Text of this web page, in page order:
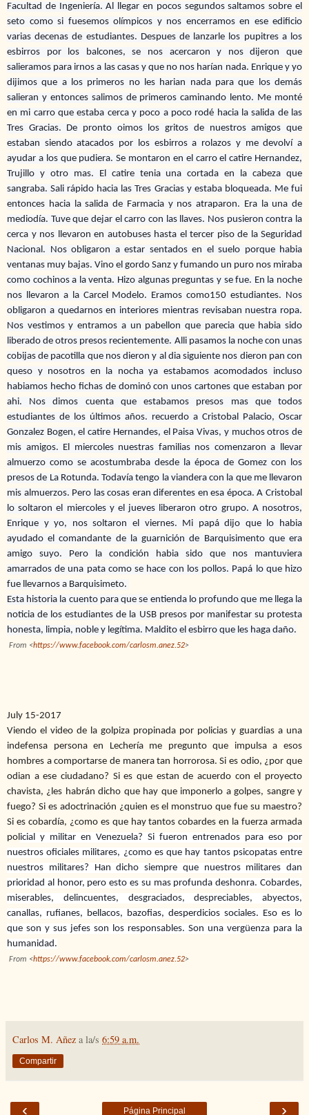
Facultad de Ingeniería. Al llegar en pocos segundos saltamos sobre el
seto como si fuesemos olímpicos y nos encerramos en ese edificio
varias decenas de estudiantes. Despues de lanzarle los pupitres a los
esbirros por los balcones, se nos acercaron y nos dijeron que
salieramos para irnos a las casas y que no nos harían nada. Enrique y yo
dijimos que a los primeros no les harian nada para que los demás
salieran y entonces salimos de primeros caminando lento. Me monté
en mi carro que estaba cerca y poco a poco rodé hacia la salida de las
Tres Gracias. De pronto oimos los gritos de nuestros amigos que
estaban siendo atacados por los esbirros a rolazos y me devolví a
ayudar a los que pudiera. Se montaron en el carro el catire Hernandez,
Trujillo y otro mas. El catire tenia una cortada en la cabeza que
sangraba. Sali rápido hacia las Tres Gracias y estaba bloqueada. Me fui
entonces hacia la salida de Farmacia y nos atraparon. Era la una de
mediodía. Tuve que dejar el carro con las llaves. Nos pusieron contra la
cerca y nos llevaron en autobuses hasta el tercer piso de la Seguridad
Nacional. Nos obligaron a estar sentados en el suelo porque habia
ventanas muy bajas. Vino el gordo Sanz y fumando un puro nos miraba
como cochinos a la venta. Hizo algunas preguntas y se fue. En la noche
nos llevaron a la Carcel Modelo. Eramos como150 estudiantes. Nos
obligaron a quedarnos en interiores mientras revisaban nuestra ropa.
Nos vestimos y entramos a un pabellon que parecia que habia sido
liberado de otros presos recientemente. Alli pasamos la noche con unas
cobijas de pacotilla que nos dieron y al dia siguiente nos dieron pan con
queso y nosotros en la nocha ya estabamos acomodados incluso
habiamos hecho fichas de dominó con unos cartones que estaban por
ahi. Nos dimos cuenta que estabamos presos mas que todos
estudiantes de los últimos años. recuerdo a Cristobal Palacio, Oscar
Gonzalez Bogen, el catire Hernandes, el Paisa Vivas, y muchos otros de
mis amigos. El miercoles nuestras familias nos comenzaron a llevar
almuerzo como se acostumbraba desde la época de Gomez con los
presos de La Rotunda. Todavía tengo la viandera con la que me llevaron
mis almuerzos. Pero las cosas eran diferentes en esa época. A Cristobal
lo soltaron el miercoles y el jueves liberaron otro grupo. A nosotros,
Enrique y yo, nos soltaron el viernes. Mi papá dijo que lo habia
ayudado el comandante de la guarnición de Barquisimento que era
amigo suyo. Pero la condición habia sido que nos mantuviera
amarrados de una pata como se hace con los pollos. Papá lo que hizo
fue llevarnos a Barquisimeto.
Esta historia la cuento para que se entienda lo profundo que me llega la
noticia de los estudiantes de la USB presos por manifestar su protesta
honesta, limpia, noble y legítima. Maldito el esbirro que les haga daño.
From <https://www.facebook.com/carlosm.anez.52>
July 15-2017
Viendo el video de la golpiza propinada por policias y guardias a una
indefensa persona en Lechería me pregunto que impulsa a esos
hombres a comportarse de manera tan horrorosa. Si es odio, ¿por que
odian a ese ciudadano? Si es que estan de acuerdo con el proyecto
chavista, ¿les habrán dicho que hay que imponerlo a golpes, sangre y
fuego? Si es adoctrinación ¿quien es el monstruo que fue su maestro?
Si es cobardía, ¿como es que hay tantos cobardes en la fuerza armada
pol icial y militar en Venezuela? Si fueron entrenados para eso por
nuestros oficiales militares, ¿como es que hay tantos psicopatas entre
nuestros militares? Han dicho siempre que nuestros militares dan
prioridad al honor, pero esto es su mas profunda deshonra. Cobardes,
miserables, delincuentes, desgraciados, despreciables, abyectos,
canallas, rufianes, bellacos, bazofias, desperdicios sociales. Eso es lo
que son y sus jefes son los responsables. Son una vergüenza para la
humanidad.
From <https://www.facebook.com/carlosm.anez.52>
Carlos M. Añez a la/s 6:59 a.m.
Compartir
‹ ›
Página Principal